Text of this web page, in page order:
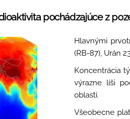
pochádzajúce z
Hlavnými
(RB-87), Urán
Koncentrácia
výrazne líši
oblastí.
Všeobecne